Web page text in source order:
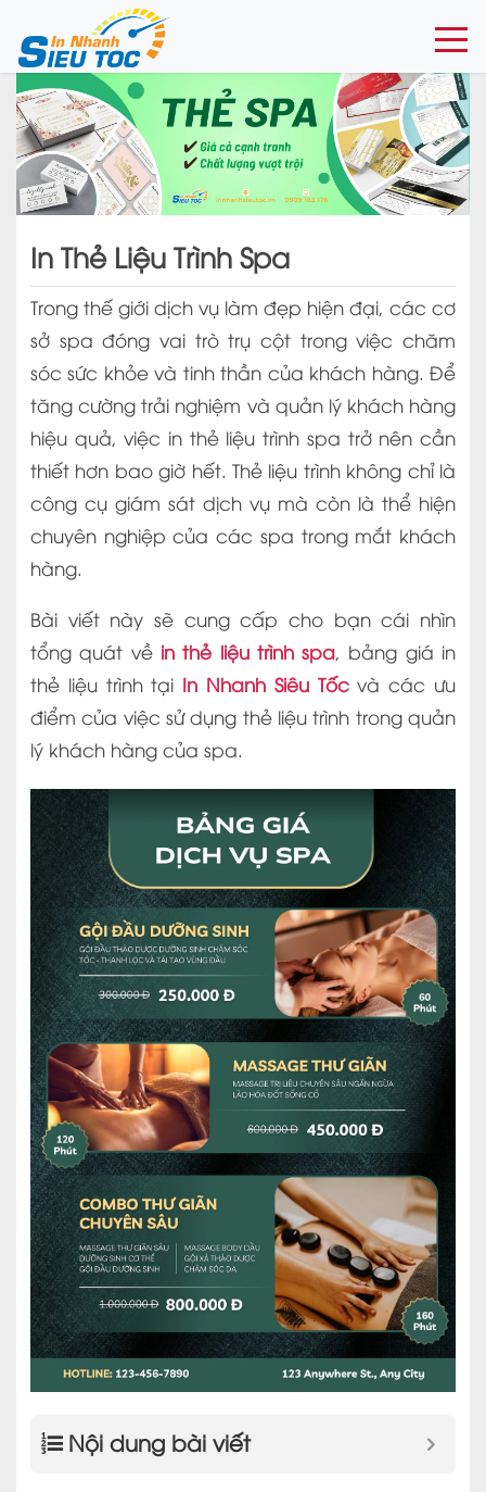
In Thẻ Liệu Trình Spa
Trong thế giới dịch vụ làm đẹp hiện đại, các cơ
sở spa đóng vai trò trụ cột trong việc chăm
sóc sức khỏe và tinh thần của khách hàng. Để
tăng cường trải nghiệm và quản lý khách hàng
hiệu quả, việc in thẻ liệu trình spa trở nên cần
thiết hơn bao giờ hết. Thẻ liệu trình không chỉ là
công cụ giám sát dịch vụ mà còn là thể hiện
chuyên nghiệp của các spa trong mắt khách
hàng.
Bài viết này sẽ cung cấp cho bạn cái nhìn
tổng quát về in thẻ liệu trình spa, bảng giá in
thẻ liệu trình tại In Nhanh Siêu Tốcvà các ưu
điểm của việc sử dụng thẻ liệu trình trong quản
lý khách hàng của spa.
Nội dung bài viết